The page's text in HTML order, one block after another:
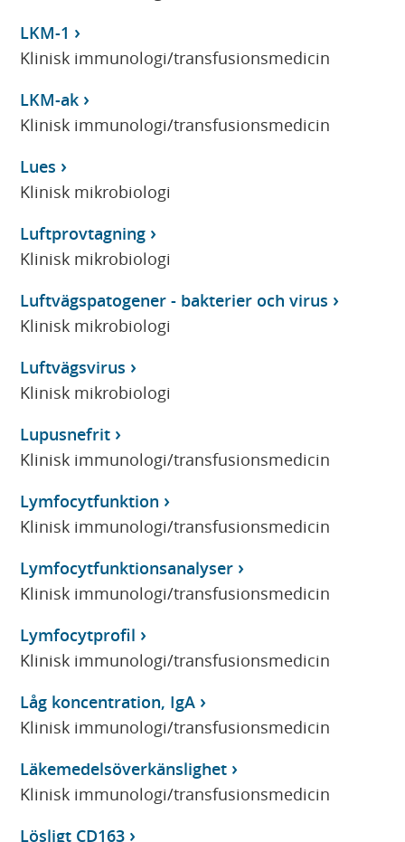
LKM-1
Klinisk immunologi/transfusionsmedicin
LKM-ak
Klinisk immunologi/transfusionsmedicin
Lues
Klinisk mikrobiologi
Luftprovtagning
Klinisk mikrobiologi
Luftvägspatogener - bakterier och virus
Klinisk mikrobiologi
Luftvägsvirus
Klinisk mikrobiologi
Lupusnefrit
Klinisk immunologi/transfusionsmedicin
Lymfocytfunktion
Klinisk immunologi/transfusionsmedicin
Lymfocytfunktionsanalyser
Klinisk immunologi/transfusionsmedicin
Lymfocytprofil
Klinisk immunologi/transfusionsmedicin
Låg koncentration, IgA
Klinisk immunologi/transfusionsmedicin
Läkemedelsöverkänslighet
Klinisk immunologi/transfusionsmedicin
Lösligt CD163